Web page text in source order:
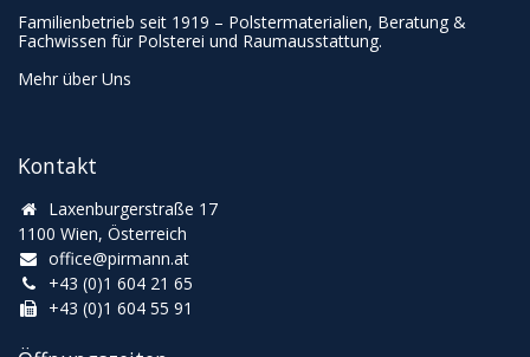
Kontakt
Laxenburgerstraße 17
1100 Wien, Österreich
office@pirmann.at
+43 (0)1 604 21 65
+43 (0)1 604 55 91
Familienbetrieb seit 1919 – Polstermaterialien, Beratung &
Fachwissen für Polsterei und Raumausstattung.
Mehr über Uns